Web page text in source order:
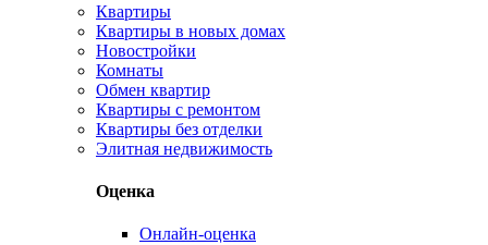
Квартиры
Квартиры в новых домах
Новостройки
Комнаты
Обмен квартир
Квартиры с ремонтом
Квартиры без отделки
Элитная недвижимость
Оценка
Онлайн-оценка